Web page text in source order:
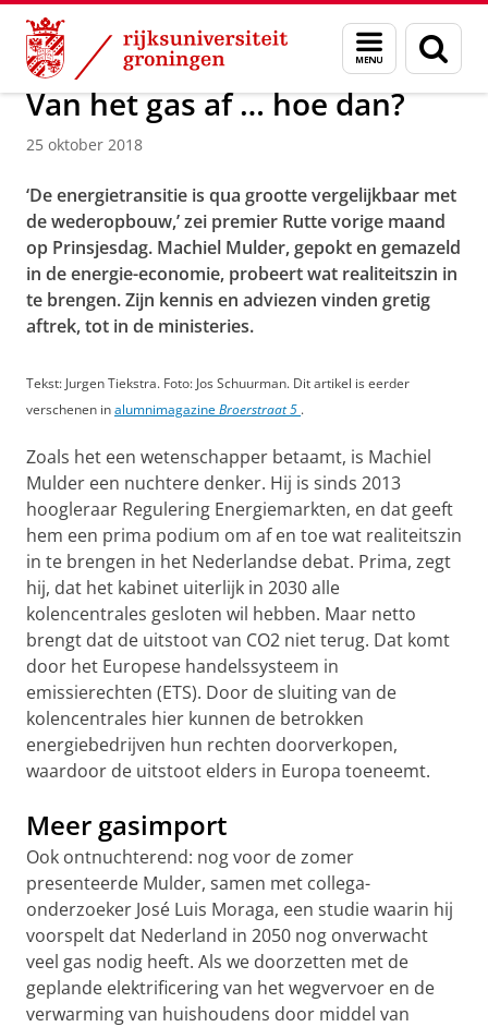
Skip
Content
Skip
Navigation
Menu
en
zoeken
Over ons Actueel Nieuws Nieuwsberichten
Van het gas af … hoe dan?
25 oktober 2018
‘De energietransitie is qua grootte vergelijkbaar met
de wederopbouw,’ zei premier Rutte vorige maand
op Prinsjesdag. Machiel Mulder, gepokt en gemazeld
in de energie-economie, probeert wat realiteitszin in
te brengen. Zijn kennis en adviezen vinden gretig
aftrek, tot in de ministeries.
Tekst: Jurgen Tiekstra. Foto: Jos Schuurman. Dit artikel is eerder
verschenen inalumnimagazineBroerstraat 5 .
Zoals het een wetenschapper betaamt, is Machiel
Mulder een nuchtere denker. Hij is sinds 2013
hoogleraar Regulering Energiemarkten, en dat geeft
hem een prima podium om af en toe wat realiteitszin
in te brengen in het Nederlandse debat. Prima, zegt
hij, dat het kabinet uiterlijk in 2030 alle
kolencentrales gesloten wil hebben. Maar netto
brengt dat de uitstoot van CO2 niet terug. Dat komt
door het Europese handelssysteem in
emissierechten (ETS). Door de sluiting van de
kolencentrales hier kunnen de betrokken
energiebedrijven hun rechten doorverkopen,
waardoor de uitstoot elders in Europa toeneemt.
Meer gasimport
Ook ontnuchterend: nog voor de zomer
presenteerde Mulder, samen met collega-
onderzoeker José Luis Moraga, een studie waarin hij
voorspelt dat Nederland in 2050 nog onverwacht
veel gas nodig heeft. Als we doorzetten met de
geplande elektrificering van het wegvervoer en de
verwarming van huishoudens door middel van